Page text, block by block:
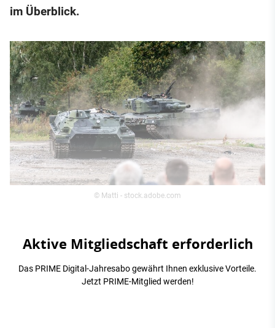
im Überblick.
© Matti - stock.adobe.com
Aktive Mitgliedschaft erforderlich
Das PRIME Digital-Jahresabo gewährt Ihnen exklusive Vorteile.
Jetzt PRIME-Mitglied werden!